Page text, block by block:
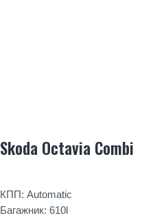
Skoda Octavia Combi
КПП: Automatic
Багажник: 610l